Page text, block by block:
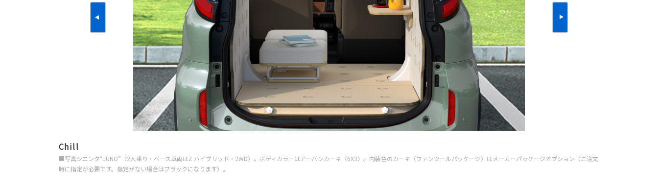
Chill
■写真シエンタ“JUNO”（2人乗り・ベース車両はZ ハイブリッド・2WD）。ボディカラーはアーバンカーキ〈6X3〉。内装色のカーキ（ファンツールパッケージ）はメーカーパッケージオプション（ご注文
時に指定が必要です。指定がない場合はブラックになります）。